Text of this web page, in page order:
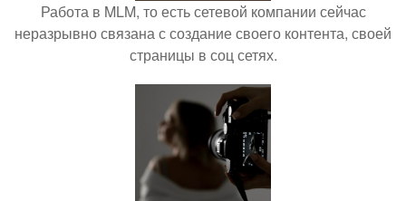
Работа в MLM, то есть сетевой компании сейчас
неразрывно связана с создание своего контента, своей
страницы в соц сетях.